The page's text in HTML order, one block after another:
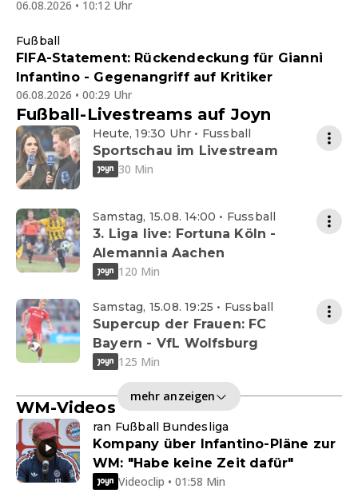
06.08.2026 • 10:12 Uhr
Fußball
FIFA-Statement: Rückendeckung für Gianni
Infantino - Gegenangriff auf Kritiker
06.08.2026 • 00:29 Uhr
Fußball-Livestreams auf Joyn
Heute, 19:30 Uhr • Fussball
Sportschau im Livestream
30 Min
Samstag, 15.08. 14:00 • Fussball
3. Liga live: Fortuna Köln -
Alemannia Aachen
120 Min
Samstag, 15.08. 19:25 • Fussball
Supercup der Frauen: FC
Bayern - VfL Wolfsburg
125 Min
mehr anzeigen
WM-Videos
ran Fußball Bundesliga
Kompany über Infantino-Pläne zur
WM: "Habe keine Zeit dafür"
Videoclip • 01:58 Min